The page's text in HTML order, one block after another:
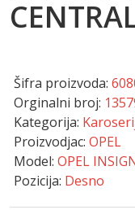
Šifra proizvoda:
Orginalni broj:
Kategorija:
Proizvodjac: OPEL
Model: OPEL
Pozicija: Desno